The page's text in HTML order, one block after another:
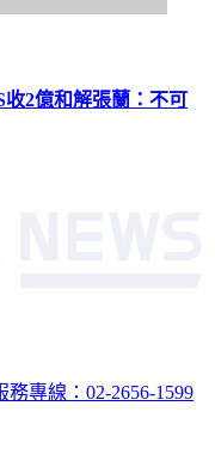
2億和解張蘭：不可
務專線：02-2656-1599